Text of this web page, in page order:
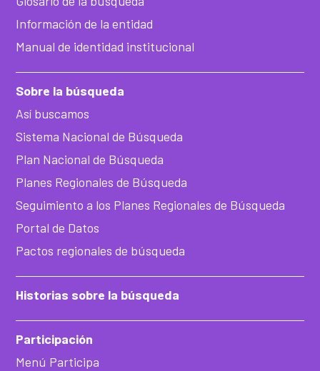
Información de la entidad
Manual de identidad institucional
Sobre la búsqueda
Así buscamos
Sistema Nacional de Búsqueda
Plan Nacional de Búsqueda
Planes Regionales de Búsqueda
Seguimiento a los Planes Regionales de Búsqueda
Portal de Datos
Pactos regionales de búsqueda
Historias sobre la búsqueda
Participación
Menú Participa